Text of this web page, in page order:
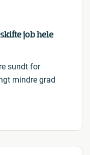
job hele
sundt for
mindre grad